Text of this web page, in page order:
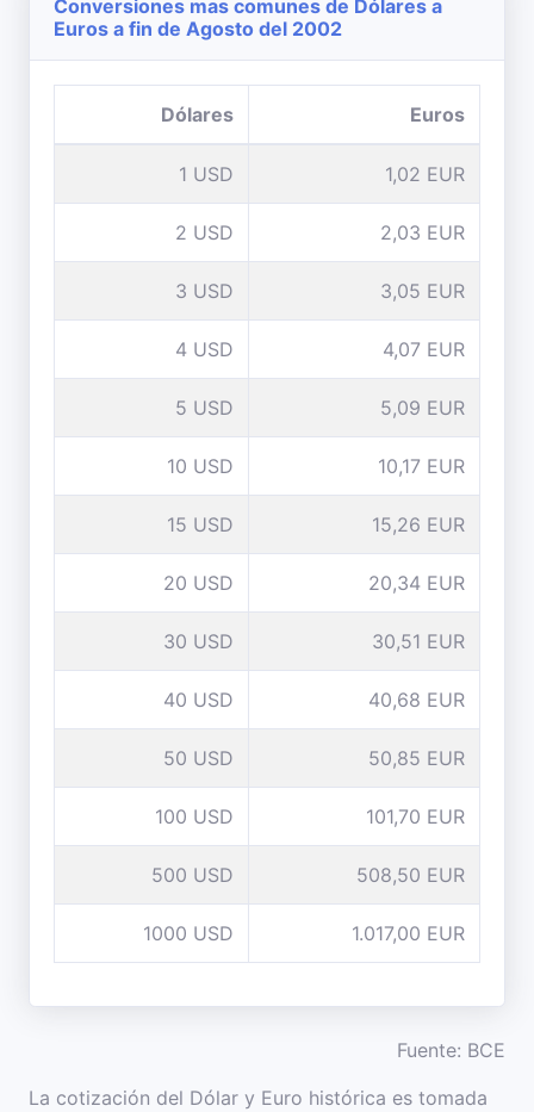
Conversiones mas comunes de Dólares a
Euros a fin de Agosto del 2002
Dólares Euros
1 USD 1,02 EUR
2 USD 2,03 EUR
3 USD 3,05 EUR
4 USD 4,07 EUR
5 USD 5,09 EUR
10 USD 10,17 EUR
15 USD 15,26 EUR
20 USD 20,34 EUR
30 USD 30,51 EUR
40 USD 40,68 EUR
50 USD 50,85 EUR
100 USD 101,70 EUR
500 USD 508,50 EUR
1000 USD 1.017,00 EUR
Fuente: BCE
La cotización del Dólar y Euro histórica es tomada